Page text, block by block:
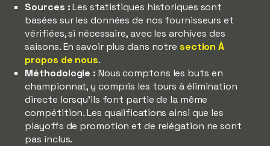
Sources :Les statistiques historiques sont
basées sur les données de nos fournisseurs et
vérifiées, si nécessaire, avec les archives des
saisons. En savoir plus dans notre section À
propos de nous.
Méthodologie : Nous comptons les buts en
championnat, y compris les tours à élimination
directe lorsqu'ils font partie de la même
compétition. Les qualifications ainsi que les
playoffs de promotion et de relégation ne sont
pas inclus.